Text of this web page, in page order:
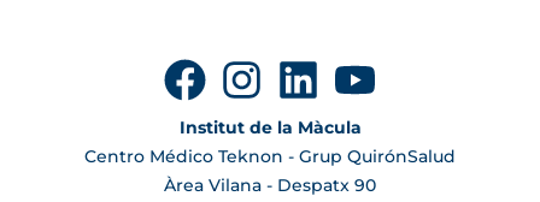
Institut de la Màcula
Centro Médico Teknon - Grup QuirónSalud
Àrea Vilana - Despatx 90